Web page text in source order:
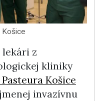
Košice
lekári z
kliniky
Košice
invazívnu